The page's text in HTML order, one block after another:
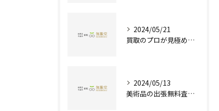
2024/05/21
買取のプロが見極める！骨董品の価値と査定とは？
2024/05/13
美術品の出張無料査定 | 一万点以上の実績で信頼の骨董品買取専門店